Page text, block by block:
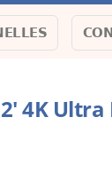
4K Ultra